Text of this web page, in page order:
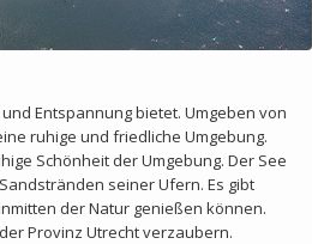
Entspannung bietet. Umgeben von
ruhige und friedliche Umgebung.
Schönheit der Umgebung. Der See
seiner Ufern. Es gibt
der Natur genießen können.
Provinz Utrecht verzaubern.